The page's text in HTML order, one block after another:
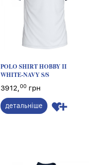
POLO SHIRT HOBBY II
WHITE-NAVY S/S
3912,00 грн
детальніше